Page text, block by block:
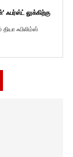
ஃபர்ஸ்ட் லுக்கிற்கு
ஃபிலிம்ஸ்